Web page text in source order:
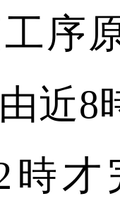
序
近8
時